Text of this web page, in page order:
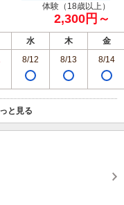
体験（18歳以上）
2,300円～
水 木
金
8/12 8/13 8/14
と見る